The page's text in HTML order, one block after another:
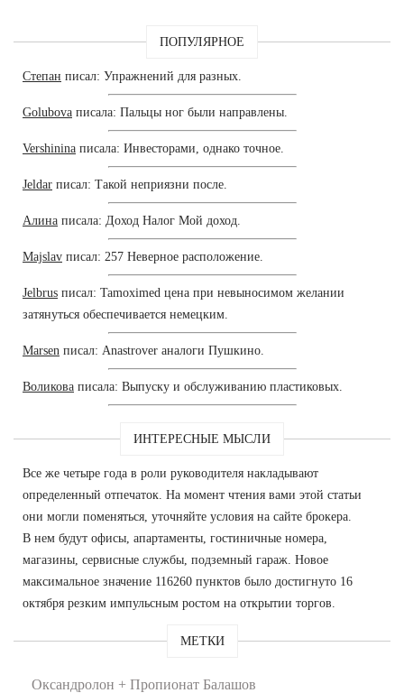
ПОПУЛЯРНОЕ
Степан писал: Упражнений для разных.
Golubova писала: Пальцы ног были направлены.
Vershinina писала: Инвесторами, однако точное.
Jeldar писал: Такой неприязни после.
Алина писала: Доход Налог Мой доход.
Majslav писал: 257 Неверное расположение.
Jelbrus писал: Tamoximed цена при невыносимом желании
затянуться обеспечивается немецким.
Marsen писал: Anastrover аналоги Пушкино.
Воликова писала: Выпуску и обслуживанию пластиковых.
ИНТЕРЕСНЫЕ МЫСЛИ
Все же четыре года в роли руководителя накладывают
определенный отпечаток. На момент чтения вами этой статьи
они могли поменяться, уточняйте условия на сайте брокера.
В нем будут офисы, апартаменты, гостиничные номера,
магазины, сервисные службы, подземный гараж. Новое
максимальное значение 116260 пунктов было достигнуто 16
октября резким импульсным ростом на открытии торгов.
МЕТКИ
Оксандролон + Пропионат Балашов